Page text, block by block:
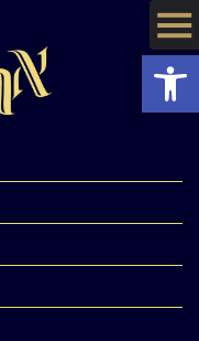
פתח סרגל נגישות